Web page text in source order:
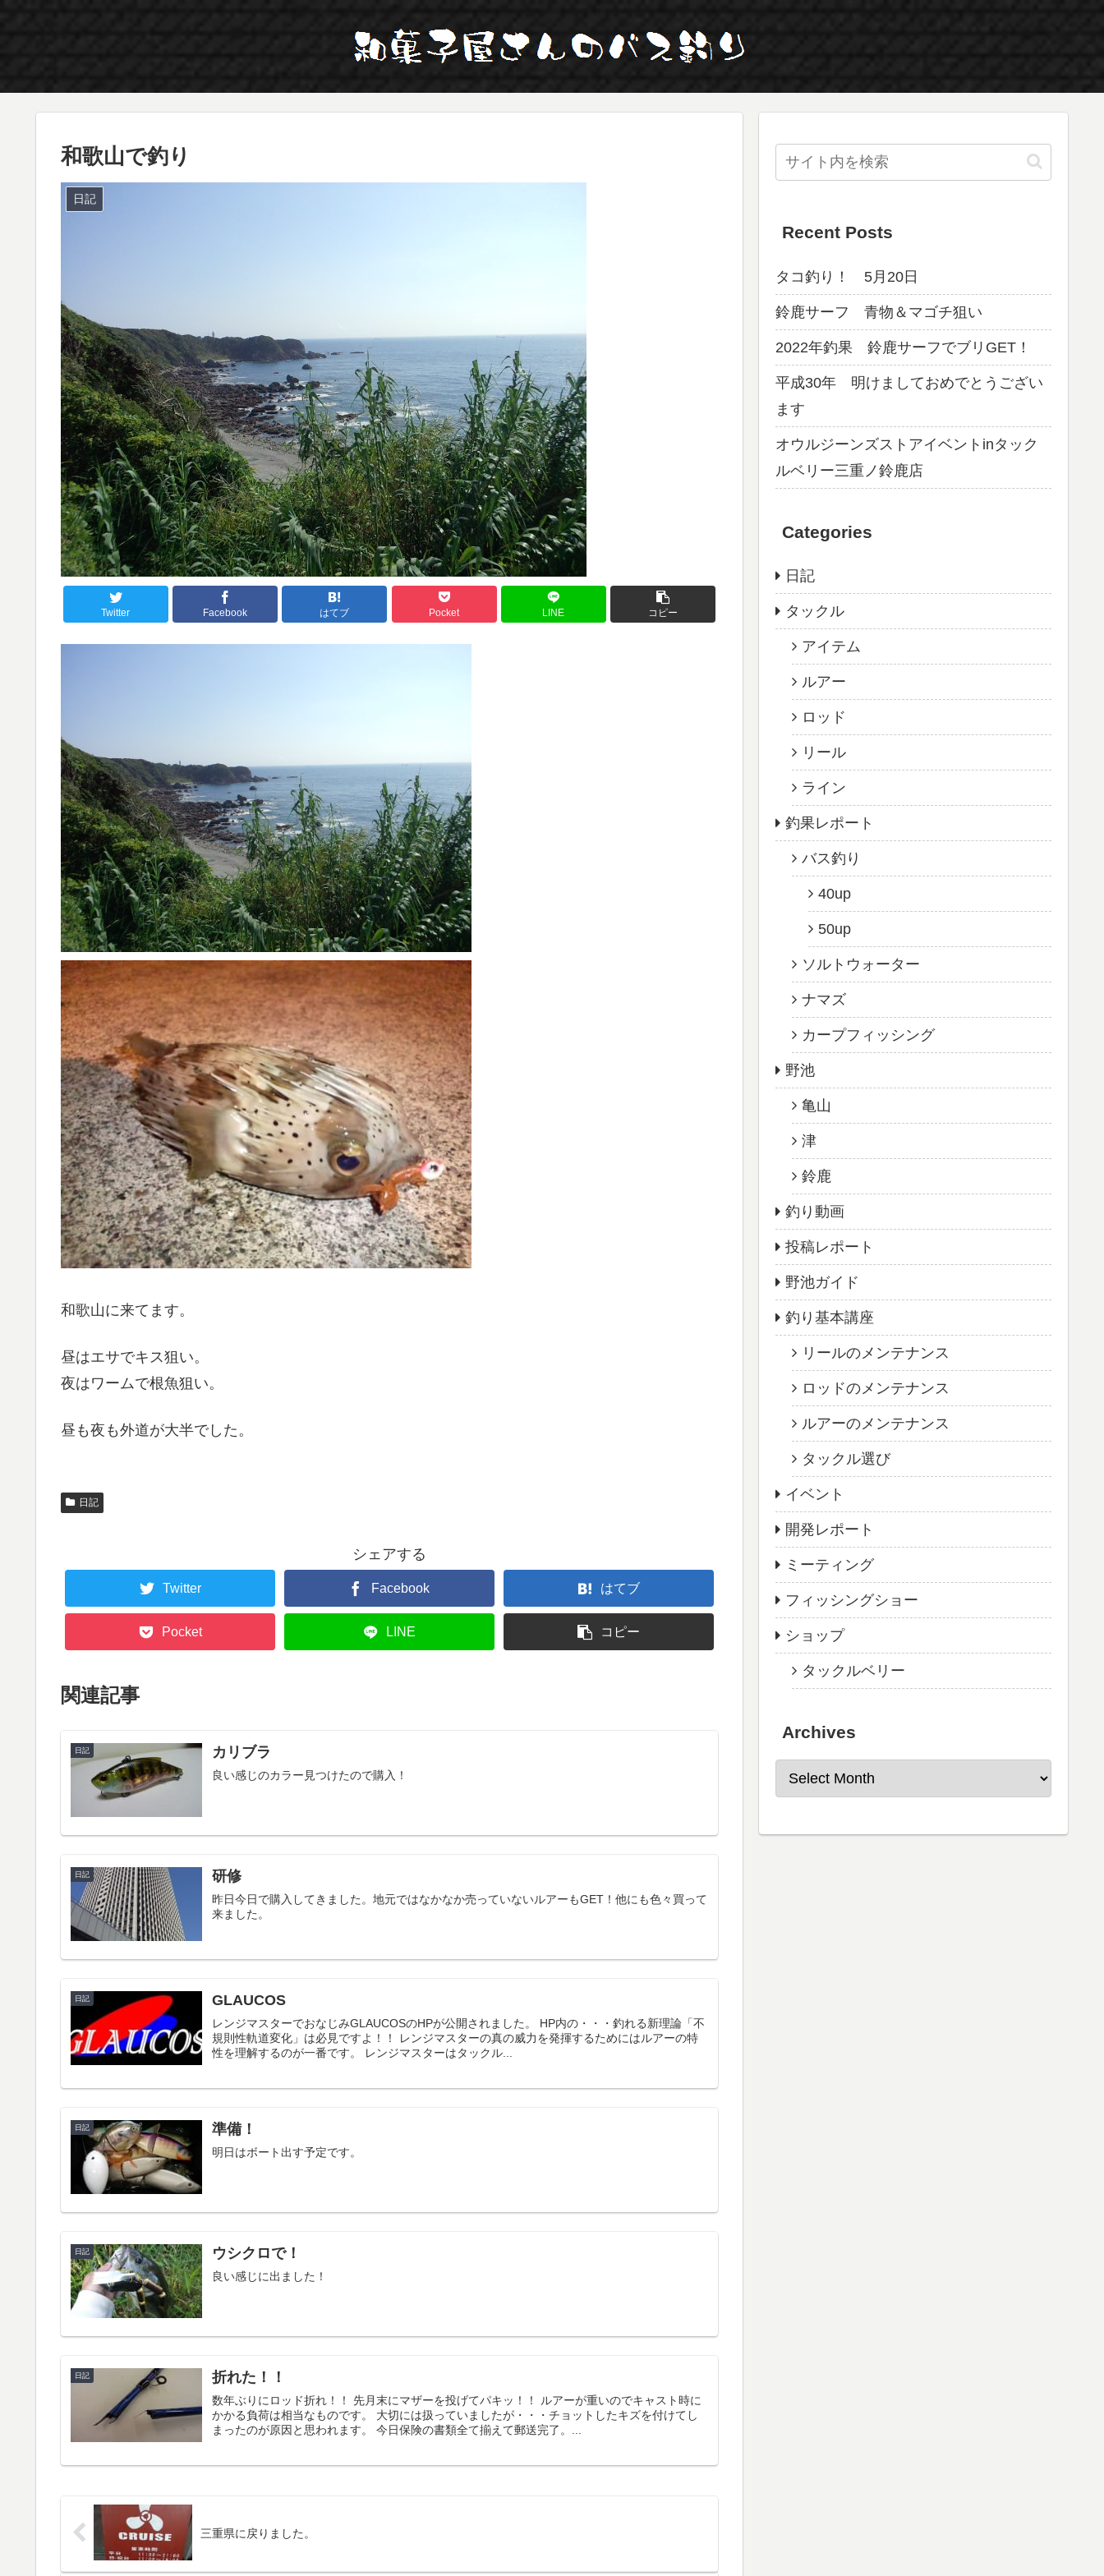
和歌山で釣り
日記
Twitter Facebook はてブ Pocket LINE コピー
和歌山に来てます。
昼はエサでキス狙い。
夜はワームで根魚狙い。
昼も夜も外道が大半でした。
日記
シェアする
Twitter Facebook はてブ
Pocket LINE コピー
関連記事
日記 カリブラ
良い感じのカラー見つけたので購入！
日記 研修
昨日今日で購入してきました。地元ではなかなか売っていないルアーもGET！他にも色々買って
来ました。
日記 GLAUCOS
レンジマスターでおなじみGLAUCOSのHPが公開されました。 HP内の・・・釣れる新理論「不
規則性軌道変化」は必見ですよ！！ レンジマスターの真の威力を発揮するためにはルアーの特
性を理解するのが一番です。 レンジマスターはタックル...
日記 準備！
明日はボート出す予定です。
日記 ウシクロで！
良い感じに出ました！
日記 折れた！！
数年ぶりにロッド折れ！！ 先月末にマザーを投げてパキッ！！ ルアーが重いのでキャスト時に
かかる負荷は相当なものです。 大切には扱っていましたが・・・チョットしたキズを付けてし
まったのが原因と思われます。 今日保険の書類全て揃えて郵送完了。...
三重県に戻りました。
Recent Posts
タコ釣り！ 5月20日
鈴鹿サーフ 青物＆マゴチ狙い
2022年釣果 鈴鹿サーフでブリGET！
平成30年 明けましておめでとうござい
ます
オウルジーンズストアイベントinタック
ルベリー三重ノ鈴鹿店
Categories
日記
タックル
アイテム
ルアー
ロッド
リール
ライン
釣果レポート
バス釣り
40up
50up
ソルトウォーター
ナマズ
カープフィッシング
野池
亀山
津
鈴鹿
釣り動画
投稿レポート
野池ガイド
釣り基本講座
リールのメンテナンス
ロッドのメンテナンス
ルアーのメンテナンス
タックル選び
イベント
開発レポート
ミーティング
フィッシングショー
ショップ
タックルベリー
Archives